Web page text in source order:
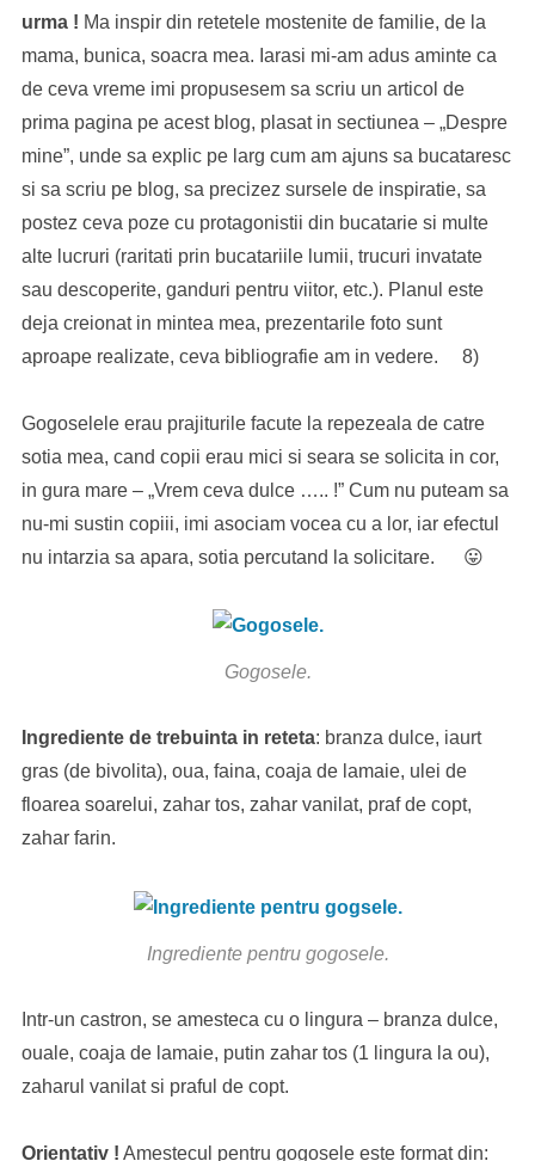
urma ! Ma inspir din retetele mostenite de familie, de la
mama, bunica, soacra mea. Iarasi mi-am adus aminte ca
de ceva vreme imi propusesem sa scriu un articol de
prima pagina pe acest blog, plasat in sectiunea – „Despre
mine”, unde sa explic pe larg cum am ajuns sa bucataresc
si sa scriu pe blog, sa precizez sursele de inspiratie, sa
postez ceva poze cu protagonistii din bucatarie si multe
alte lucruri (raritati prin bucatariile lumii, trucuri invatate
sau descoperite, ganduri pentru viitor, etc.). Planul este
deja creionat in mintea mea, prezentarile foto sunt
aproape realizate, ceva bibliografie am in vedere. 8)
Gogoselele erau prajiturile facute la repezeala de catre
sotia mea, cand copii erau mici si seara se solicita in cor,
in gura mare – „Vrem ceva dulce ….. !” Cum nu puteam sa
nu-mi sustin copiii, imi asociam vocea cu a lor, iar efectul
nu intarzia sa apara, sotia percutand la solicitare. 😛
Gogosele.
Ingrediente de trebuinta in reteta: branza dulce, iaurt
gras (de bivolita), oua, faina, coaja de lamaie, ulei de
floarea soarelui, zahar tos, zahar vanilat, praf de copt,
zahar farin.
Ingrediente pentru gogosele.
Intr-un castron, se amesteca cu o lingura – branza dulce,
ouale, coaja de lamaie, putin zahar tos (1 lingura la ou),
zaharul vanilat si praful de copt.
Orientativ ! Amestecul pentru gogosele este format din: